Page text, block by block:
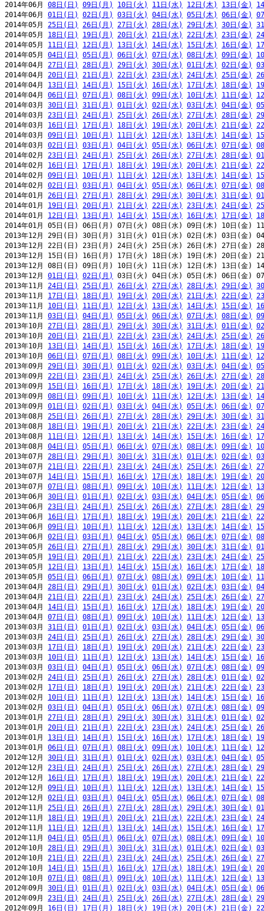
2014年06月 08日(日) 09日(月) 10日(火) 11日(水) 12日(木) 13日(金)
2014年06月 01日(日) 02日(月) 03日(火) 04日(水) 05日(木) 06日(金)
2014年05月 25日(日) 26日(月) 27日(火) 28日(水) 29日(木) 30日(金)
2014年05月 18日(日) 19日(月) 20日(火) 21日(水) 22日(木) 23日(金)
2014年05月 11日(日) 12日(月) 13日(火) 14日(水) 15日(木) 16日(金)
2014年05月 04日(日) 05日(月) 06日(火) 07日(水) 08日(木) 09日(金)
2014年04月 27日(日) 28日(月) 29日(火) 30日(水) 01日(木) 02日(金)
2014年04月 20日(日) 21日(月) 22日(火) 23日(水) 24日(木) 25日(金)
2014年04月 13日(日) 14日(月) 15日(火) 16日(水) 17日(木) 18日(金)
2014年04月 06日(日) 07日(月) 08日(火) 09日(水) 10日(木) 11日(金)
2014年03月 30日(日) 31日(月) 01日(火) 02日(水) 03日(木) 04日(金)
2014年03月 23日(日) 24日(月) 25日(火) 26日(水) 27日(木) 28日(金)
2014年03月 16日(日) 17日(月) 18日(火) 19日(水) 20日(木) 21日(金)
2014年03月 09日(日) 10日(月) 11日(火) 12日(水) 13日(木) 14日(金)
2014年03月 02日(日) 03日(月) 04日(火) 05日(水) 06日(木) 07日(金)
2014年02月 23日(日) 24日(月) 25日(火) 26日(水) 27日(木) 28日(金)
2014年02月 16日(日) 17日(月) 18日(火) 19日(水) 20日(木) 21日(金)
2014年02月 09日(日) 10日(月) 11日(火) 12日(水) 13日(木) 14日(金)
2014年02月 02日(日) 03日(月) 04日(火) 05日(水) 06日(木) 07日(金)
2014年01月 26日(日) 27日(月) 28日(火) 29日(水) 30日(木) 31日(金)
2014年01月 19日(日) 20日(月) 21日(火) 22日(水) 23日(木) 24日(金)
2014年01月 12日(日) 13日(月) 14日(火) 15日(水) 16日(木) 17日(金)
2014年01月 05日(日) 06日(月) 07日(火) 08日(水) 09日(木) 10日(金)
2013年12月 29日(日) 30日(月) 31日(火) 01日(水) 02日(木) 03日(金)
2013年12月 22日(日) 23日(月) 24日(火) 25日(水) 26日(木) 27日(金)
2013年12月 15日(日) 16日(月) 17日(火) 18日(水) 19日(木) 20日(金)
2013年12月 08日(日) 09日(月) 10日(火) 11日(水) 12日(木) 13日(金)
2013年12月 01日(日) 02日(月)
03日(火) 04日(水) 05日(木) 06日(金)
2013年11月 24日(日) 25日(月) 26日(火) 27日(水) 28日(木) 29日(金)
2013年11月 17日(日) 18日(月) 19日(火) 20日(水) 21日(木) 22日(金)
2013年11月 10日(日) 11日(月) 12日(火) 13日(水) 14日(木) 15日(金)
2013年11月 03日(日) 04日(月) 05日(火) 06日(水) 07日(木) 08日(金)
2013年10月 27日(日) 28日(月) 29日(火) 30日(水) 31日(木) 01日(金)
2013年10月 20日(日) 21日(月) 22日(火) 23日(水) 24日(木) 25日(金)
2013年10月 13日(日) 14日(月) 15日(火) 16日(水) 17日(木) 18日(金)
2013年10月 06日(日) 07日(月) 08日(火) 09日(水) 10日(木) 11日(金)
2013年09月 29日(日) 30日(月) 01日(火) 02日(水) 03日(木) 04日(金)
2013年09月 22日(日) 23日(月) 24日(火) 25日(水) 26日(木) 27日(金)
2013年09月 15日(日) 16日(月) 17日(火) 18日(水) 19日(木) 20日(金)
2013年09月 08日(日) 09日(月) 10日(火) 11日(水) 12日(木) 13日(金)
2013年09月 01日(日) 02日(月) 03日(火) 04日(水) 05日(木) 06日(金)
2013年08月 25日(日) 26日(月) 27日(火) 28日(水) 29日(木) 30日(金)
2013年08月 18日(日) 19日(月) 20日(火) 21日(水) 22日(木) 23日(金)
2013年08月 11日(日) 12日(月) 13日(火) 14日(水) 15日(木) 16日(金)
2013年08月 04日(日) 05日(月) 06日(火) 07日(水) 08日(木) 09日(金)
2013年07月 28日(日) 29日(月) 30日(火) 31日(水) 01日(木) 02日(金)
2013年07月 21日(日) 22日(月) 23日(火) 24日(水) 25日(木) 26日(金)
2013年07月 14日(日) 15日(月) 16日(火) 17日(水) 18日(木) 19日(金)
2013年07月 07日(日) 08日(月) 09日(火) 10日(水) 11日(木) 12日(金)
2013年06月 30日(日) 01日(月) 02日(火) 03日(水) 04日(木) 05日(金)
2013年06月 23日(日) 24日(月) 25日(火) 26日(水) 27日(木) 28日(金)
2013年06月 16日(日) 17日(月) 18日(火) 19日(水) 20日(木) 21日(金)
2013年06月 09日(日) 10日(月) 11日(火) 12日(水) 13日(木) 14日(金)
2013年06月 02日(日) 03日(月) 04日(火) 05日(水) 06日(木) 07日(金)
2013年05月 26日(日) 27日(月) 28日(火) 29日(水) 30日(木) 31日(金)
2013年05月 19日(日) 20日(月) 21日(火) 22日(水) 23日(木) 24日(金)
2013年05月 12日(日) 13日(月) 14日(火) 15日(水) 16日(木) 17日(金)
2013年05月 05日(日) 06日(月) 07日(火) 08日(水) 09日(木) 10日(金)
2013年04月 28日(日) 29日(月) 30日(火) 01日(水) 02日(木) 03日(金)
2013年04月 21日(日) 22日(月) 23日(火) 24日(水) 25日(木) 26日(金)
2013年04月 14日(日) 15日(月) 16日(火) 17日(水) 18日(木) 19日(金)
2013年04月 07日(日) 08日(月) 09日(火) 10日(水) 11日(木) 12日(金)
2013年03月 31日(日) 01日(月) 02日(火) 03日(水) 04日(木) 05日(金)
2013年03月 24日(日) 25日(月) 26日(火) 27日(水) 28日(木) 29日(金)
2013年03月 17日(日) 18日(月) 19日(火) 20日(水) 21日(木) 22日(金)
2013年03月 10日(日) 11日(月) 12日(火) 13日(水) 14日(木) 15日(金)
2013年03月 03日(日) 04日(月) 05日(火) 06日(水) 07日(木) 08日(金)
2013年02月 24日(日) 25日(月) 26日(火) 27日(水) 28日(木) 01日(金)
2013年02月 17日(日) 18日(月) 19日(火) 20日(水) 21日(木) 22日(金)
2013年02月 10日(日) 11日(月) 12日(火) 13日(水) 14日(木) 15日(金)
2013年02月 03日(日) 04日(月) 05日(火) 06日(水) 07日(木) 08日(金)
2013年01月 27日(日) 28日(月) 29日(火) 30日(水) 31日(木) 01日(金)
2013年01月 20日(日) 21日(月) 22日(火) 23日(水) 24日(木) 25日(金)
2013年01月 13日(日) 14日(月) 15日(火) 16日(水) 17日(木) 18日(金)
2013年01月 06日(日) 07日(月) 08日(火) 09日(水) 10日(木) 11日(金)
2012年12月 30日(日) 31日(月) 01日(火) 02日(水) 03日(木) 04日(金)
2012年12月 23日(日) 24日(月) 25日(火) 26日(水) 27日(木) 28日(金)
2012年12月 16日(日) 17日(月) 18日(火) 19日(水) 20日(木) 21日(金)
2012年12月 09日(日) 10日(月) 11日(火) 12日(水) 13日(木) 14日(金)
2012年12月 02日(日) 03日(月) 04日(火) 05日(水) 06日(木) 07日(金)
2012年11月 25日(日) 26日(月) 27日(火) 28日(水) 29日(木) 30日(金)
2012年11月 18日(日) 19日(月) 20日(火) 21日(水) 22日(木) 23日(金)
2012年11月 11日(日) 12日(月) 13日(火) 14日(水) 15日(木) 16日(金)
2012年11月 04日(日) 05日(月) 06日(火) 07日(水) 08日(木) 09日(金)
2012年10月 28日(日) 29日(月) 30日(火) 31日(水) 01日(木) 02日(金)
2012年10月 21日(日) 22日(月) 23日(火) 24日(水) 25日(木) 26日(金)
2012年10月 14日(日) 15日(月) 16日(火) 17日(水) 18日(木) 19日(金)
2012年10月 07日(日) 08日(月) 09日(火) 10日(水) 11日(木) 12日(金)
2012年09月 30日(日) 01日(月) 02日(火) 03日(水) 04日(木) 05日(金)
2012年09月 23日(日) 24日(月) 25日(火) 26日(水) 27日(木) 28日(金)
2012年09月 16日(日) 17日(月) 18日(火) 19日(水) 20日(木) 21日(金)